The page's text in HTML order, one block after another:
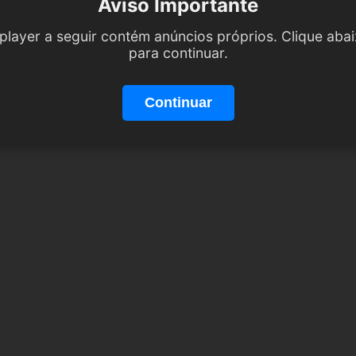
Aviso Importante
a seguir contém anúncios próprios. Clique
para continuar.
Continuar